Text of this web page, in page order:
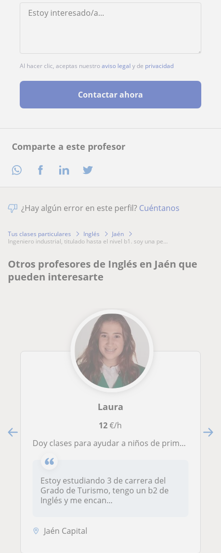
Comparte a este profesor
Al hacer clic, aceptas nuestroaviso legal y de privacidad
Contactar ahora
¿Hay algún error en este perfil? Cuéntanos
Tus clases particulares Inglés
Jaén
ingeniero industrial, titulado hasta el nivel b1. soy una pe...
Otros profesores de Inglés en Jaén que
pueden interesarte
Laura
12€/h
Doy clases para ayudar a niños de primaria y secundaria a mejorar su inglés
Estoy estudiando 3 de carrera del
Grado de Turismo, tengo un b2 de
Inglés y me encan...
Jaén Capital